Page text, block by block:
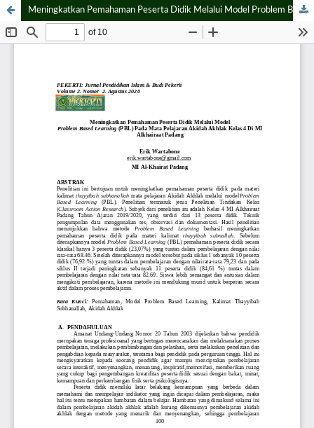
Meningkatkan Pemahaman Peserta Didik Melalui Model Problem Based Learning (PBL) Pada Mata Pelajaran Akidah Akhlak Kelas 4 Di MI Alkhairaat Padang